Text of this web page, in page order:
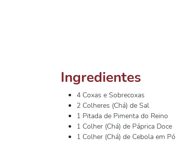
Ingredientes
4 Coxas e Sobrecoxas
2 Colheres (Chá) de Sal
1 Pitada de Pimenta do Reino
1 Colher (Chá) de Páprica Doce
1 Colher (Chá) de Cebola em Pó